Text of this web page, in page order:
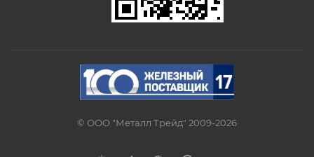
© ООО "Металл Трейд" 2009-2026